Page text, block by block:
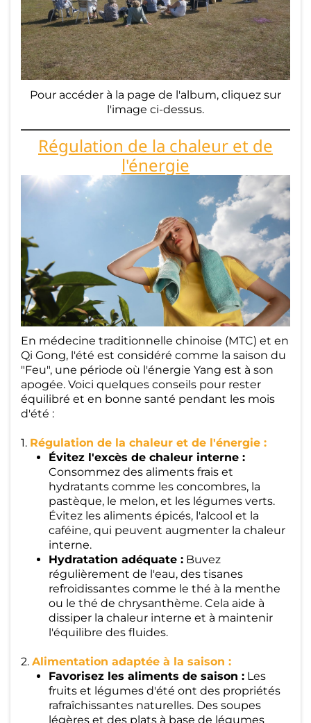
Pour accéder à la page de l'album, cliquez sur
l'image ci-dessus.
Régulation de la chaleur et de
l'énergie
En médecine traditionnelle chinoise (MTC) et en
Qi Gong, l'été est considéré comme la saison du
"Feu", une période où l'énergie Yang est à son
apogée. Voici quelques conseils pour rester
équilibré et en bonne santé pendant les mois
d'été :
1. Régulation de la chaleur et de l'énergie :
Évitez l'excès de chaleur interne :
Consommez des aliments frais et
hydratants comme les concombres, la
pastèque, le melon, et les légumes verts.
Évitez les aliments épicés, l'alcool et la
caféine, qui peuvent augmenter la chaleur
interne.
Hydratation adéquate : Buvez
régulièrement de l'eau, des tisanes
refroidissantes comme le thé à la menthe
ou le thé de chrysanthème. Cela aide à
dissiper la chaleur interne et à maintenir
l'équilibre des fluides.
2. Alimentation adaptée à la saison :
Favorisez les aliments de saison : Les
fruits et légumes d'été ont des propriétés
rafraîchissantes naturelles. Des soupes
légères et des plats à base de légumes